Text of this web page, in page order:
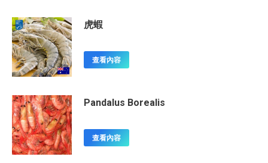
虎蝦
查看內容
Pandalus Borealis
查看內容